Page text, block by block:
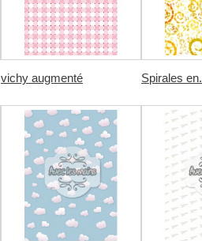
vichy augmenté Spirales